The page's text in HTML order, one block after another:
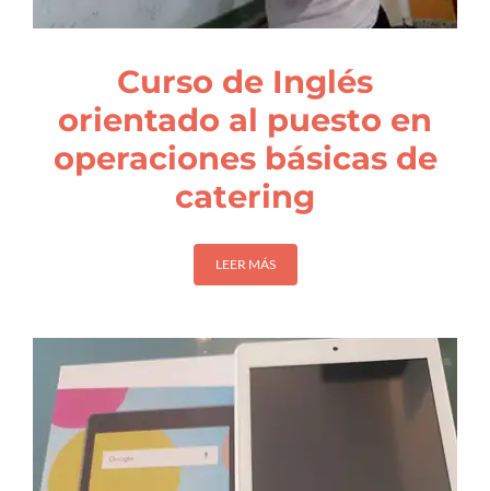
Curso de Inglés
orientado al puesto en
operaciones básicas de
catering
LEER MÁS